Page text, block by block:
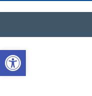
Open toolbar